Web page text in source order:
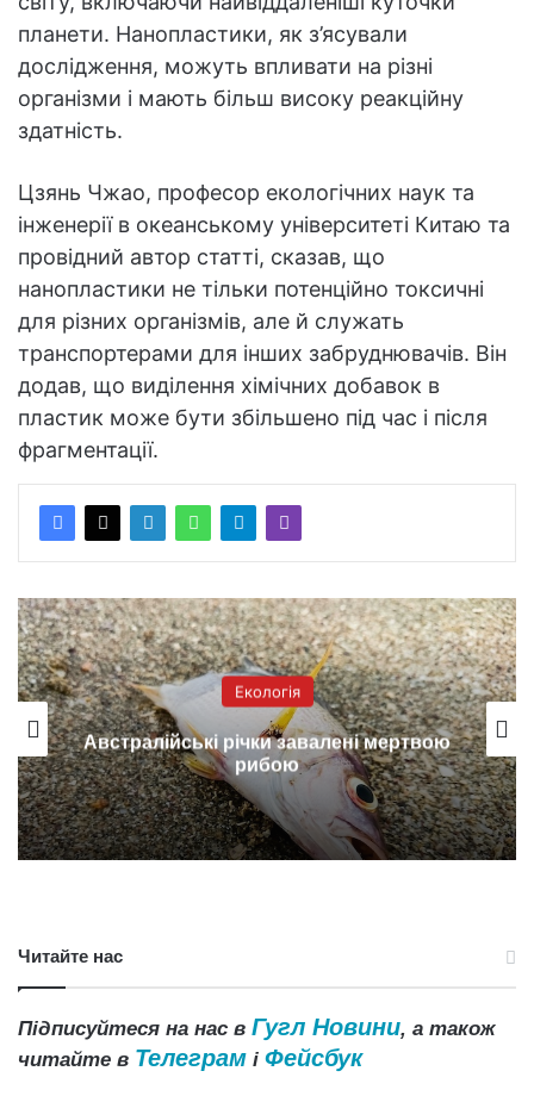
планети. Нанопластики, як з’ясували
дослідження, можуть впливати на різні
організми і мають більш високу реакційну
здатність.
Цзянь Чжао, професор екологічних наук та
інженерії в океанському університеті Китаю та
провідний автор статті, сказав, що
нанопластики не тільки потенційно токсичні
для різних організмів, але й служать
транспортерами для інших забруднювачів. Він
додав, що виділення хімічних добавок в
пластик може бути збільшено під час і після
фрагментації.
Екологія
Австралійські річки завалені мертвою
рибою
Читайте нас
Підписуйтеся на нас в Гугл Новини, а також
читайте в Телеграм і Фейсбук